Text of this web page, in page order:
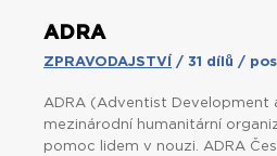
ADRA
ZPRAVODAJSTVÍ / 31 dílů /
ADRA (Adventist Development
mezinárodní humanitární
pomoc lidem v nouzi. ADRA